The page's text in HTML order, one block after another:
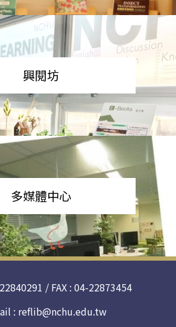
興閱坊
多媒體中心
/ FAX : 04-22873454
: reflib@nchu.edu.tw